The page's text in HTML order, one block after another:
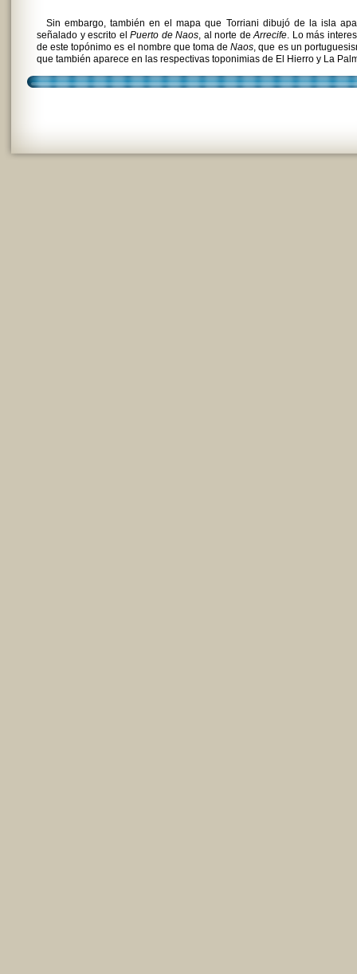
Sin embargo, también en el mapa que Torriani dibujó de la isla
señalado y escrito elPuerto de Naos, al norte deArrecife. Lo más
de este topónimo es el nombre que toma deNaos, que es un
que también aparece en las respectivas toponimias de El Hierro y La